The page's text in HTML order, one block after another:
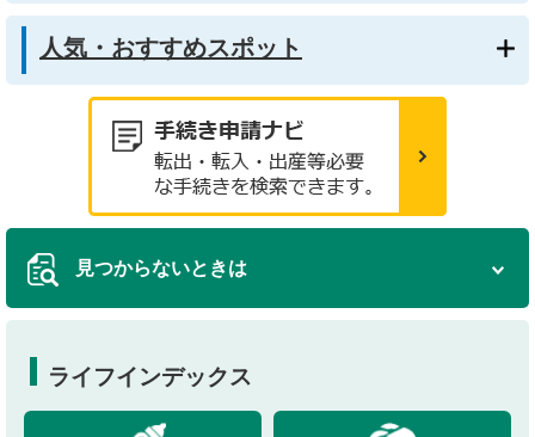
人気・おすすめスポット
見つからないときは
ライフインデックス